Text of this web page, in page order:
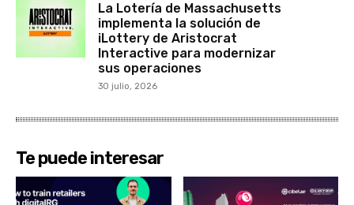
La Lotería de Massachusetts
implementa la solución de
iLottery de Aristocrat
Interactive para modernizar
sus operaciones
30 julio, 2026
Te puede interesar